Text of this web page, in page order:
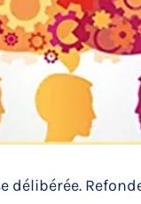
délibérée.